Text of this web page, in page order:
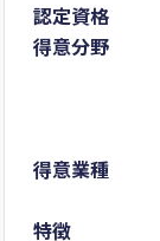
認定資格
得意分野
得意業種
特徴